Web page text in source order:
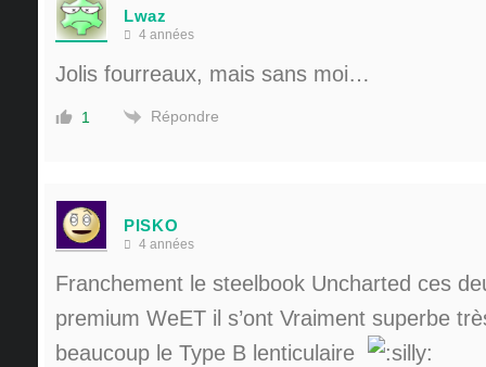
Lwaz
4 années
Jolis fourreaux, mais sans moi…
1 Répondre
PISKO
4 années
Franchement le steelbook Uncharted ces
premium WeET il s’ont Vraiment superbe
beaucoup le Type B lenticulaire